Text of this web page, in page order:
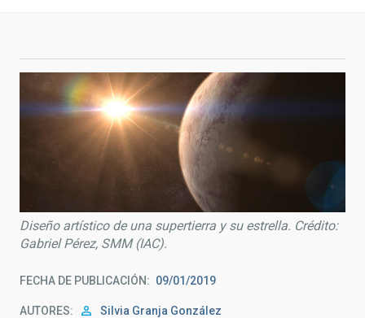
navegación
Diseño artístico de una supertierra y su estrella. Crédito:
Gabriel Pérez, SMM (IAC).
FECHA DE PUBLICACIÓN 09/01/2019
AUTORES
Silvia Granja González